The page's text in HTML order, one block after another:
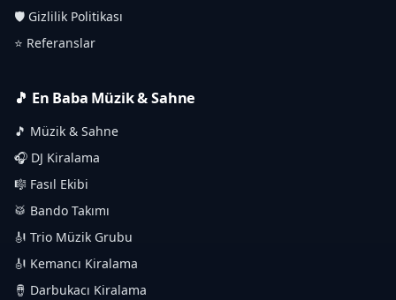
🛡️ Gizlilik Politikası
⭐ Referanslar
🎵 En Baba Müzik & Sahne
🎵 Müzik & Sahne
🎧 DJ Kiralama
🎼 Fasıl Ekibi
🥁 Bando Takımı
🎻 Trio Müzik Grubu
🎻 Kemancı Kiralama
🪘 Darbukacı Kiralama